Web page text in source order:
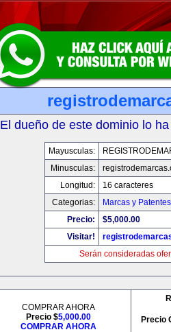
El dueño de este dominio lo
Mayusculas:
Minusculas:
Longitud:
16 caracteres
Categorias:
Marcas y Patentes
Precio:
$5,000.00
Visitar!
Serán consideradas
COMPRAR AHORA
Precio $5,000.00
COMPRAR AHORA
Precio